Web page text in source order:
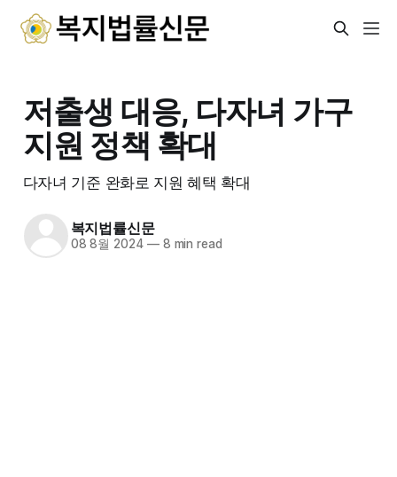
저출생 대응, 다자녀 가구
지원 정책 확대
다자녀 기준 완화로 지원 혜택 확대
복지법률신문
08 8월 2024 —8 min read